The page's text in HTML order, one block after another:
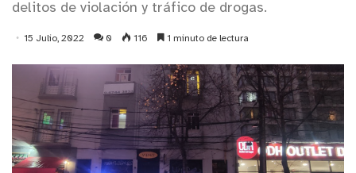
delitos de violación y tráfico de drogas.
15 Julio, 2022 0 116 1 minuto de lectura